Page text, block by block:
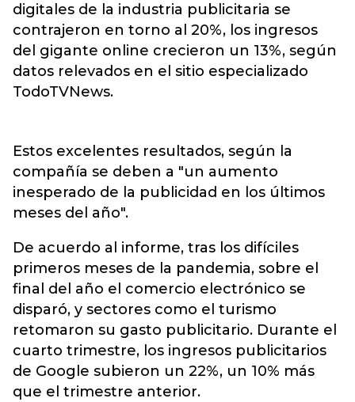
digitales de la industria publicitaria se
contrajeron en torno al 20%, los ingresos
del gigante online crecieron un 13%, según
datos relevados en el sitio especializado
TodoTVNews.
Estos excelentes resultados, según la
compañía se deben a "un aumento
inesperado de la publicidad en los últimos
meses del año".
De acuerdo al informe, tras los difíciles
primeros meses de la pandemia, sobre el
final del año el comercio electrónico se
disparó, y sectores como el turismo
retomaron su gasto publicitario. Durante el
cuarto trimestre, los ingresos publicitarios
de Google subieron un 22%, un 10% más
que el trimestre anterior.